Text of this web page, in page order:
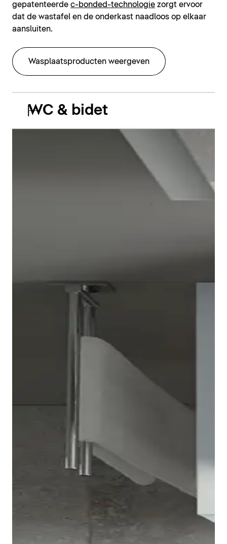
gepatenteerde c-bonded-technologie zorgt ervoor
dat de wastafel en de onderkast naadloos op elkaar
aansluiten.
Wasplaatsproducten weergeven
WC & bidet